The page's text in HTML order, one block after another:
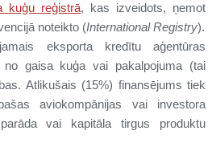
kuģu reģistrā, kas izveidots, ņemot
noteikto (International Registry).
eksporta kredītu aģentūras
gaisa kuģa vai pakalpojuma (tai
Atlikušais (15%) finansējums tiek
aviokompānijas vai investora
vai kapitāla tirgus produktu